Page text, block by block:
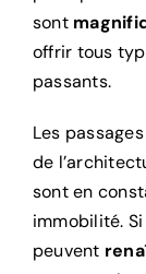
sont
offrir tous
passants.
Les
de
sont en
immobilité.
peuvent